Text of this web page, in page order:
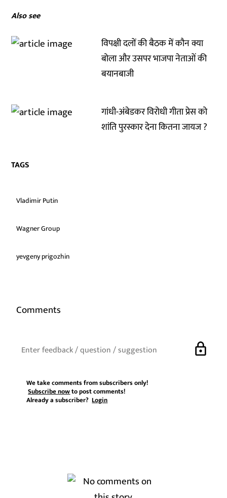
Also see
विपक्षी दलों की बैठक में कौन क्या
बोला और उसपर भाजपा नेताओं की
बयानबाजी
गांधी-अंबेडकर विरोधी गीता प्रेस को
शांति पुरस्कार देना कितना जायज ?
TAGS
Vladimir Putin
Wagner Group
yevgeny prigozhin
Comments
lock
We take comments from subscribers only!
Subscribe nowto post comments!
Already a subscriber?Login